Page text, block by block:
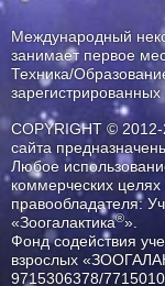
Международный
занимает первое
Техника/
зарегистрированных
COPYRIGHT ©
сайта
Любое
коммерческих
правообладателя:
«Зоогалактика®».
Фонд содействия
взрослых
9715306378/